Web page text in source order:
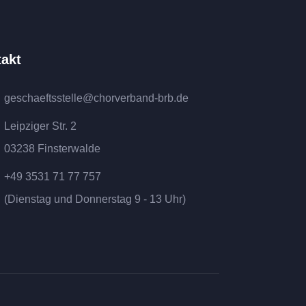
geschaeftsstelle@chorverband-brb.de
Leipziger Str. 2
03238 Finsterwalde
+49 3531 71 77 757
(Dienstag und Donnerstag 9 - 13 Uhr)